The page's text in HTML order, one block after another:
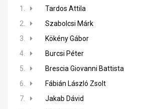
1.
Tardos Attila
2.
Szabolcsi Márk
3.
Kökény Gábor
4.
Burcsi Péter
5.
Brescia Giovanni Battista
6.
Fábián László Zsolt
7.
Jakab Dávid